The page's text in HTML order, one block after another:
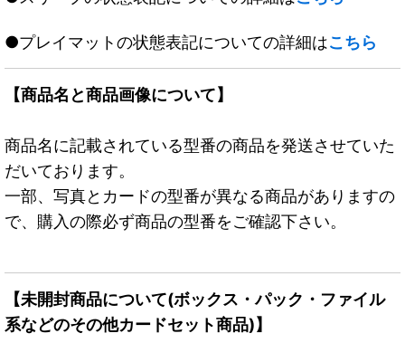
●プレイマットの状態表記についての詳細はこちら
【商品名と商品画像について】
商品名に記載されている型番の商品を発送させていた
だいております。
一部、写真とカードの型番が異なる商品がありますの
で、購入の際必ず商品の型番をご確認下さい。
【未開封商品について(ボックス・パック・ファイル
系などのその他カードセット商品)】